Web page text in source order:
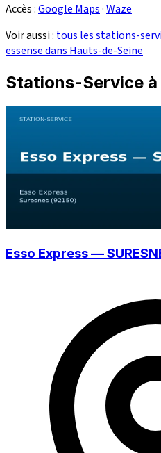
Accès :Google Maps·Waze
Voir aussi : tous les stations-
essense dans Hauts-de-Seine
Stations-Service
Esso Express —